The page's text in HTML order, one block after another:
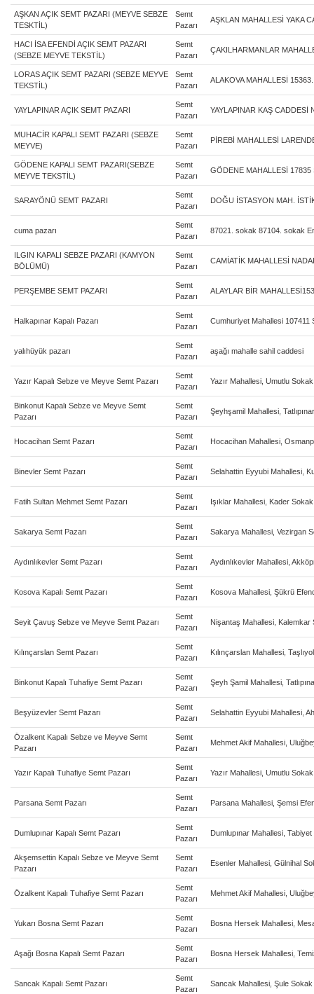
AŞKAN AÇIK SEMT PAZARI (MEYVE SEBZE
TESKTİL)
Semt
Pazarı
AŞKLAN MAHALLESİ YAKA
HACI İSA EFENDİ AÇIK SEMT PAZARI
(SEBZE MEYVE TEKSTİL)
Semt
Pazarı
ÇAKILHARMANLAR
LORAS AÇIK SEMT PAZARI (SEBZE MEYVE
TEKSTİL)
Semt
Pazarı
ALAKOVA MAHALLESİ
YAYLAPINAR AÇIK SEMT PAZARI
Semt
Pazarı
YAYLAPINAR KAŞ CADDESİ
MUHACİR KAPALI SEMT PAZARI (SEBZE
MEYVE)
Semt
Pazarı
PİREBİ MAHALLESİ
GÖDENE KAPALI SEMT PAZARI(SEBZE
MEYVE TEKSTİL)
Semt
Pazarı
GÖDENE MAHALLESİ
SARAYÖNÜ SEMT PAZARI
Semt
Pazarı
DOĞU İSTASYON MAH.
cuma pazarı
Semt
Pazarı
87021. sokak 87104. sokak
ILGIN KAPALI SEBZE PAZARI (KAMYON
BÖLÜMÜ)
Semt
Pazarı
CAMİATİK MAHALLESİ
PERŞEMBE SEMT PAZARI
Semt
Pazarı
ALAYLAR BİR
Halkapınar Kapalı Pazarı
Semt
Pazarı
Cumhuriyet Mahallesi 107411
yalıhüyük pazarı
Semt
Pazarı
aşağı mahalle sahil caddesi
Yazır Kapalı Sebze ve Meyve Semt Pazarı
Semt
Pazarı
Yazır Mahallesi, Umutlu
Binkonut Kapalı Sebze ve Meyve Semt
Pazarı
Semt
Pazarı
Şeyhşamil Mahallesi,
Hocacihan Semt Pazarı
Semt
Pazarı
Hocacihan Mahallesi,
Binevler Semt Pazarı
Semt
Pazarı
Selahattin Eyyubi Mahallesi,
Fatih Sultan Mehmet Semt Pazarı
Semt
Pazarı
Işıklar Mahallesi, Kader Sokak
Sakarya Semt Pazarı
Semt
Pazarı
Sakarya Mahallesi, Vezirgan
Aydınlıkevler Semt Pazarı
Semt
Pazarı
Aydınlıkevler Mahallesi,
Kosova Kapalı Semt Pazarı
Semt
Pazarı
Kosova Mahallesi, Şükrü
Seyit Çavuş Sebze ve Meyve Semt Pazarı
Semt
Pazarı
Nişantaş Mahallesi, Kalemkar
Kılınçarslan Semt Pazarı
Semt
Pazarı
Kılınçarslan Mahallesi,
Binkonut Kapalı Tuhafiye Semt Pazarı
Semt
Pazarı
Şeyh Şamil Mahallesi,
Beşyüzevler Semt Pazarı
Semt
Pazarı
Selahattin Eyyubi Mahallesi,
Özalkent Kapalı Sebze ve Meyve Semt
Pazarı
Semt
Pazarı
Mehmet Akif Mahallesi,
Yazır Kapalı Tuhafiye Semt Pazarı
Semt
Pazarı
Yazır Mahallesi, Umutlu
Parsana Semt Pazarı
Semt
Pazarı
Parsana Mahallesi, Şemsi
Dumlupınar Kapalı Semt Pazarı
Semt
Pazarı
Dumlupınar Mahallesi,
Akşemsettin Kapalı Sebze ve Meyve Semt
Pazarı
Semt
Pazarı
Esenler Mahallesi, Gülnihal
Özalkent Kapalı Tuhafiye Semt Pazarı
Semt
Pazarı
Mehmet Akif Mahallesi,
Yukarı Bosna Semt Pazarı
Semt
Pazarı
Bosna Hersek Mahallesi,
Aşağı Bosna Kapalı Semt Pazarı
Semt
Pazarı
Bosna Hersek Mahallesi,
Sancak Kapalı Semt Pazarı
Semt
Pazarı
Sancak Mahallesi, Şule Sokak